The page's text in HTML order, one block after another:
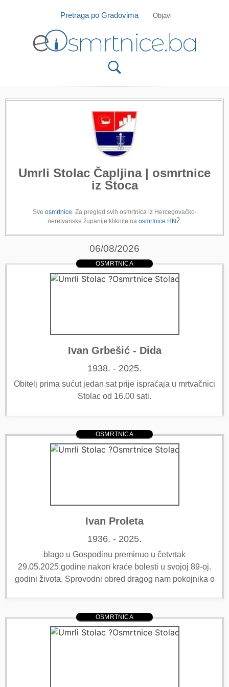
Isprobajte našu Android i IOS aplikaciju
Pretraga po Gradovima Objavi
Umrli Stolac Čapljina | osmrtnice
iz Stoca
Sve osmrtnice . Za pregled svih osmrtnica iz Hercegovačko-
neretvanske županije kliknite na osmrtnice HNŽ
06/08/2026
OSMRTNICA
Ivan Grbešić - Dida
1938. - 2025.
Obitelj prima sućut jedan sat prije ispraćaja u mrtvačnici
Stolac od 16.00 sati.
OSMRTNICA
Ivan Proleta
1936. - 2025.
blago u Gospodinu preminuo u četvrtak
29.05.2025.godine nakon kraće bolesti u svojoj 89-oj.
godini života. Sprovodni obred dragog nam pokojnika o
OSMRTNICA